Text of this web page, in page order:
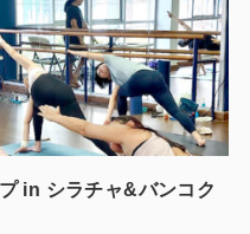
in シラチャ&バンコク